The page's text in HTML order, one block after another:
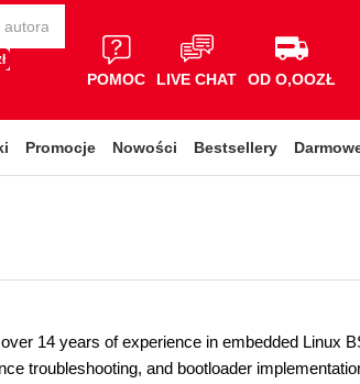
POMOC LIVE CHAT OD O,OOZŁ
Promocje Nowości Bestsellery
14 years of experience in embedded Linux
troubleshooting, and bootloader